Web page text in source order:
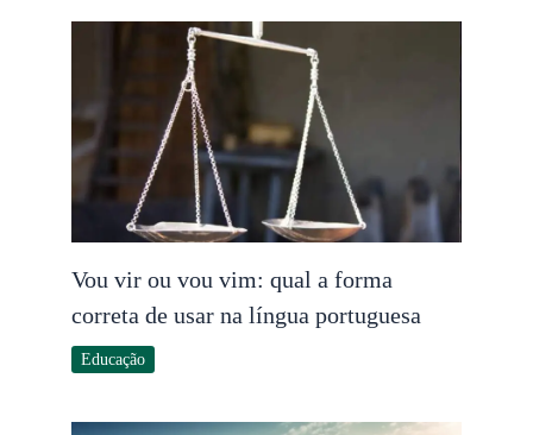
Vou vir ou vou vim: qual a forma
correta de usar na língua portuguesa
Educação